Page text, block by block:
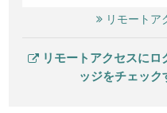
リモートア
リモートアクセスに
ッジをチェッ